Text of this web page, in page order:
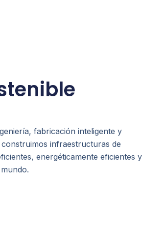
fabricación inteligente y
infraestructuras de
energéticamente eficientes y